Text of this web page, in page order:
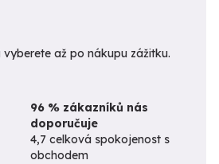
až po nákupu zážitku.
96 % zákazníků nás
doporučuje
4,7 celková spokojenost s
obchodem